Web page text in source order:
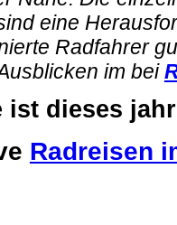
eine
Radfahrer
im bei
ist dieses
Radreisen